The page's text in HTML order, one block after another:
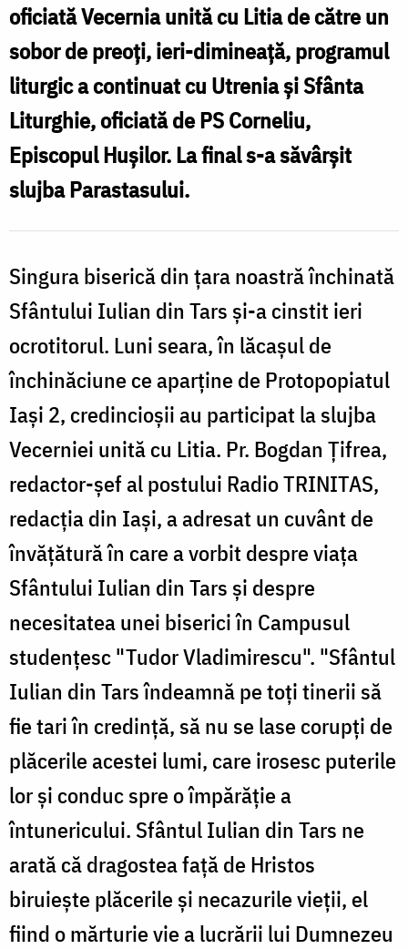
PS
Corneliu
oficiată Vecernia unită cu Litia de către un
sobor de preoţi, ieri-dimineaţă, programul
liturgic a continuat cu Utrenia şi Sfânta
Liturghie, oficiată de PS Corneliu,
Episcopul Huşilor. La final s-a săvârşit
slujba Parastasului.
Singura biserică din ţara noastră închinată
Sfântului Iulian din Tars şi-a cinstit ieri
ocrotitorul. Luni seara, în lăcaşul de
închinăciune ce aparţine de Protopopiatul
Iaşi 2, credincioşii au participat la slujba
Vecerniei unită cu Litia. Pr. Bogdan Ţifrea,
redactor-şef al postului Radio TRINITAS,
redacţia din Iaşi, a adresat un cuvânt de
învăţătură în care a vorbit despre viaţa
Sfântului Iulian din Tars şi despre
necesitatea unei biserici în Campusul
studenţesc "Tudor Vladimirescu". "Sfântul
Iulian din Tars îndeamnă pe toţi tinerii să
fie tari în credinţă, să nu se lase corupţi de
plăcerile acestei lumi, care irosesc puterile
lor şi conduc spre o împărăţie a
întunericului. Sfântul Iulian din Tars ne
arată că dragostea faţă de Hristos
biruieşte plăcerile şi necazurile vieţii, el
fiind o mărturie vie a lucrării lui Dumnezeu